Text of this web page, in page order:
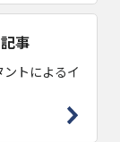
事
トによるイ